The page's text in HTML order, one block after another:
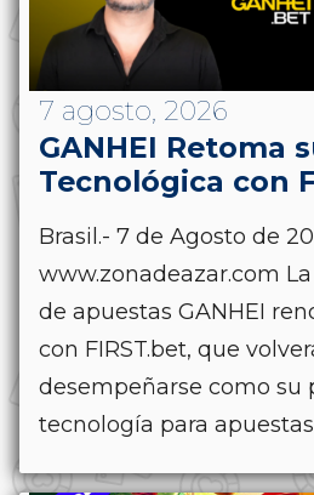
7 agosto, 2026
GANHEI Retoma
Tecnológica con
Brasil.- 7 de Agosto de
www.zonadeazar.com
de apuestas GANHEI
con FIRST.bet, que
desempeñarse como su
tecnología para